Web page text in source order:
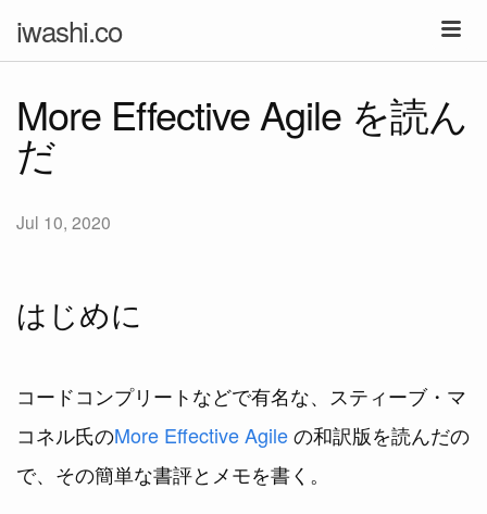
iwashi.co
More Effective Agile を読ん
だ
Jul 10, 2020
はじめに
コードコンプリートなどで有名な、スティーブ・マ
コネル氏のMore Effective Agileの和訳版を読んだの
で、その簡単な書評とメモを書く。